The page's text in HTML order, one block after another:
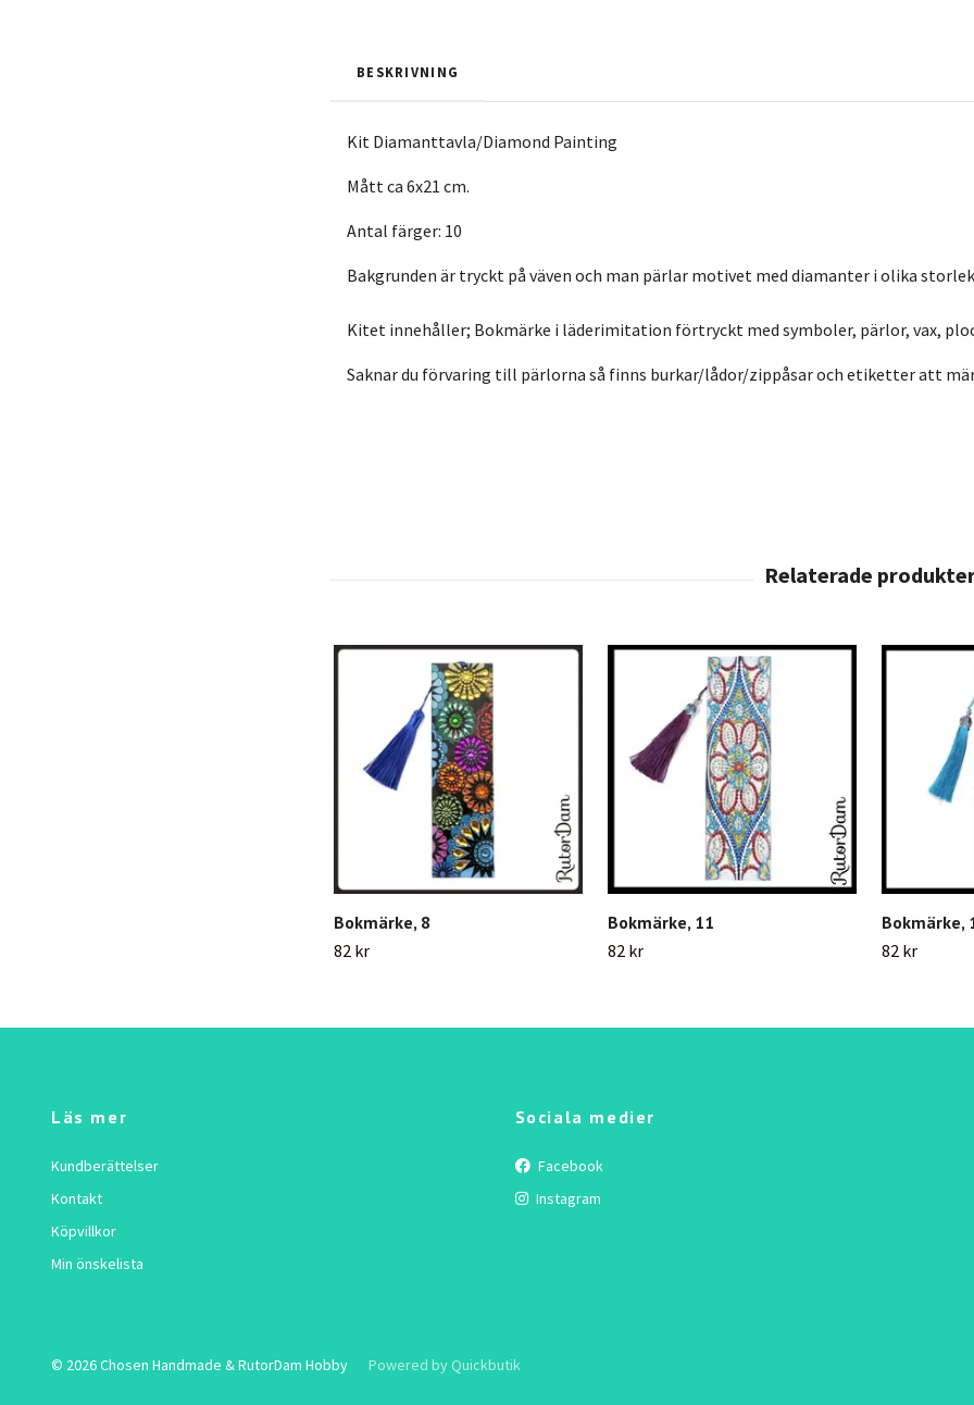
BESKRIVNING
Kit Diamanttavla/Diamond Painting
Mått ca 6x21 cm.
Antal färger: 10
Bakgrunden är tryckt på väven och man pärlar motivet med diamanter i olika
Kitet innehåller; Bokmärke i läderimitation förtryckt med symboler, pärlor, vax,
Saknar du förvaring till pärlorna så finns burkar/lådor/zippåsar och etiketter att
Bokmärke, 8
82 kr
Bokmärke, 11
82 kr
Bokmärke,
82 kr
Läs mer
Kundberättelser
Kontakt
Köpvillkor
Min önskelista
Sociala medier
Facebook
Instagram
© 2026 Chosen Handmade & RutorDam Hobby Powered by Quickbutik